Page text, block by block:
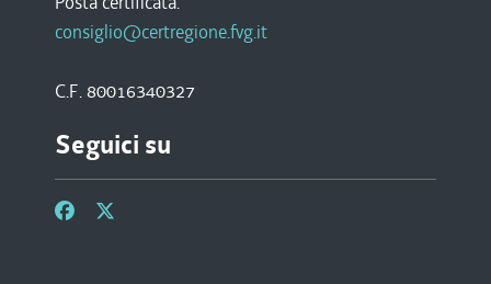
consiglio@certregione.fvg.it
C.F. 80016340327
Seguici su